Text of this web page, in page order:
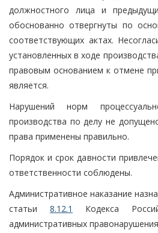
должностного лица и
обоснованно отвергнуты по
соответствующих актах.
установленных в ходе
правовым основанием к отмене
является.
Нарушений норм
производства по делу не
права применены правильно.
Порядок и срок давности
ответственности соблюдены.
Административное наказание
статьи 8.12.1
Кодекса
административных